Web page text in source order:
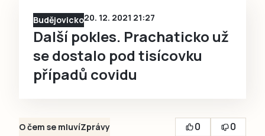
Budějovicko20. 12. 2021 21:27
Další pokles. Prachaticko už
se dostalo pod tisícovku
případů covidu
O čem se mluvíZprávy 0
0